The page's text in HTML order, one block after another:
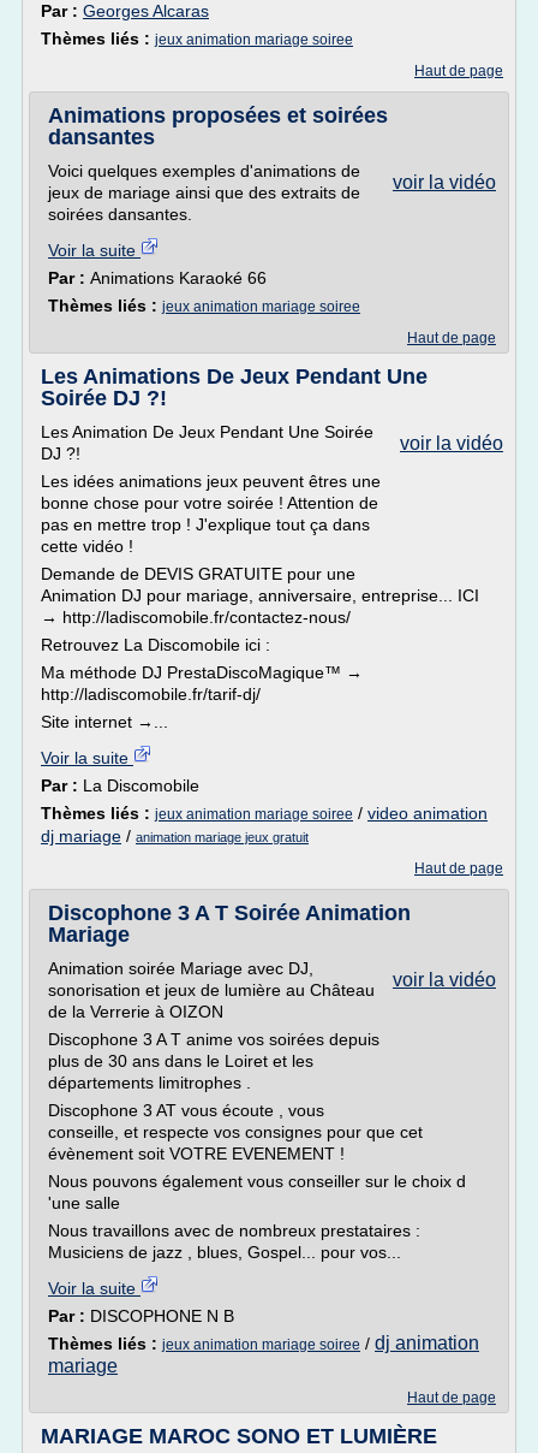
Par : Georges Alcaras
Thèmes liés : jeux animation mariage soiree
Haut de page
Animations proposées et soirées
dansantes
voir la vidéo
Voici quelques exemples d'animations de
jeux de mariage ainsi que des extraits de
soirées dansantes.
Voir la suite
Par : Animations Karaoké 66
Thèmes liés : jeux animation mariage soiree
Haut de page
Les Animations De Jeux Pendant Une
Soirée DJ ?!
voir la vidéo
Les Animation De Jeux Pendant Une Soirée
DJ ?!
Les idées animations jeux peuvent êtres une
bonne chose pour votre soirée ! Attention de
pas en mettre trop ! J'explique tout ça dans
cette vidéo !
Demande de DEVIS GRATUITE pour une
Animation DJ pour mariage, anniversaire, entreprise... ICI
→ http://ladiscomobile.fr/contactez-nous/
Retrouvez La Discomobile ici :
Ma méthode DJ PrestaDiscoMagique™ →
http://ladiscomobile.fr/tarif-dj/
Site internet →...
Voir la suite
Par : La Discomobile
Thèmes liés : jeux animation mariage soiree / video animation
dj mariage / animation mariage jeux gratuit
Haut de page
Discophone 3 A T Soirée Animation
Mariage
voir la vidéo
Animation soirée Mariage avec DJ,
sonorisation et jeux de lumière au Château
de la Verrerie à OIZON
Discophone 3 A T anime vos soirées depuis
plus de 30 ans dans le Loiret et les
départements limitrophes .
Discophone 3 AT vous écoute , vous
conseille, et respecte vos consignes pour que cet
évènement soit VOTRE EVENEMENT !
Nous pouvons également vous conseiller sur le choix d
'une salle
Nous travaillons avec de nombreux prestataires :
Musiciens de jazz , blues, Gospel... pour vos...
Voir la suite
Par : DISCOPHONE N B
Thèmes liés : jeux animation mariage soiree / dj animation
mariage
Haut de page
MARIAGE MAROC SONO ET LUMIÈRE